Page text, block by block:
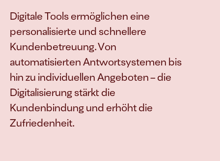
Digitale Tools ermöglichen eine
personalisierte und schnellere
Kundenbetreuung. Von
automatisierten Antwortsystemen bis
hin zu individuellen Angeboten – die
Digitalisierung stärkt die
Kundenbindung und erhöht die
Zufriedenheit.